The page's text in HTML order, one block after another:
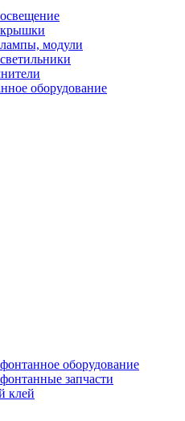
модули
оборудование
оборудование
запчасти
клей